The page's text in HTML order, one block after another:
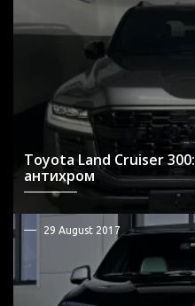
Toyota Land Cruiser 300:
антихром
29 August 2017